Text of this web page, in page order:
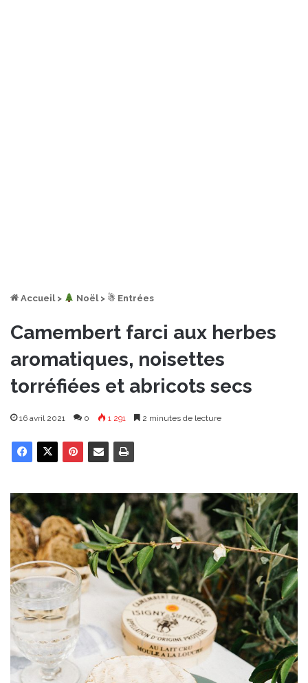
Accueil > ︎ Noël > ☃ Entrées
Camembert farci aux herbes
aromatiques, noisettes
torréfiées et abricots secs
16 avril 2021 0 1 291 2 minutes de lecture